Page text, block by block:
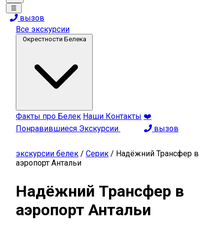
☰
вызов
Все экскурсии
Окрестности Белека
Факты про Белек Наши Контакты ❤️
Понравившиеся Экскурсии
вызов
экскурсии белек / Серик / Надёжний Трансфер в
аэропорт Антальи
Надёжний Трансфер в
аэропорт Антальи